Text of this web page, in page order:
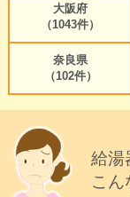
大阪府
（1043件）
奈良県
（102件）
給湯
こん